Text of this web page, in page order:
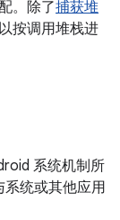
。除了捕获堆
按调用堆栈进
系统机制所
统或其他应用